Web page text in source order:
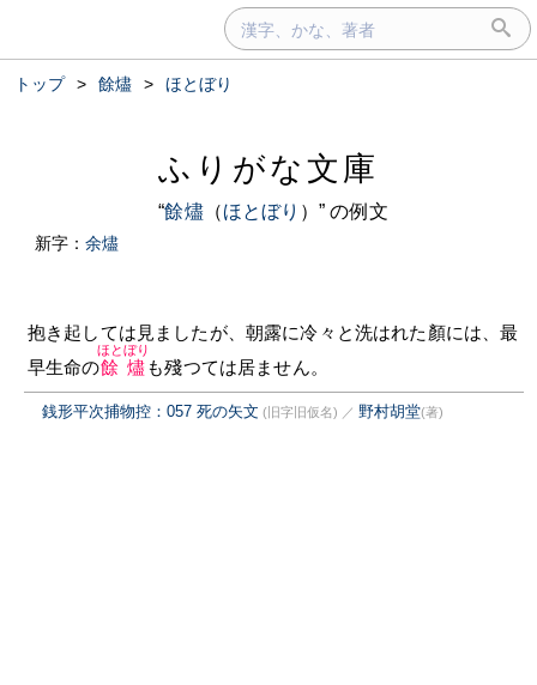
トップ > 餘燼 > ほとぼり
ふりがな文庫
“餘燼（ほとぼり ）” の例文
新字： 余燼
抱き起しては見ましたが、朝露に冷々と洗はれた顏には、最
早生命の餘燼
ほとぼり
も殘つては居ません。
銭形平次捕物控：057 死の矢文 (旧字旧仮名) ／ 野村胡堂(著)